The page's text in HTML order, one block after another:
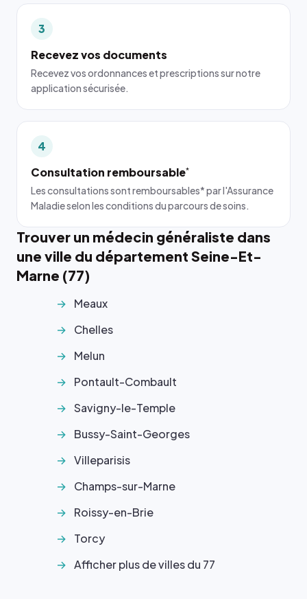
3
Recevez vos documents
Recevez vos ordonnances et prescriptions sur notre
application sécurisée.
4
Consultation remboursable*
Les consultations sont remboursables* par l'Assurance
Maladie selon les conditions du parcours de soins.
Trouver un médecin généraliste dans
une ville du département Seine-Et-
Marne (77)
Meaux
Chelles
Melun
Pontault-Combault
Savigny-le-Temple
Bussy-Saint-Georges
Villeparisis
Champs-sur-Marne
Roissy-en-Brie
Torcy
Afficher plus de villes du 77